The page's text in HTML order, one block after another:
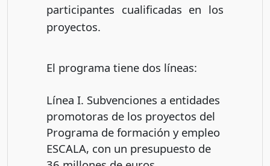
participantes cualificadas en los
proyectos.
El programa tiene dos líneas:
Línea I. Subvenciones a entidades
promotoras de los proyectos del
Programa de formación y empleo
ESCALA, con un presupuesto de